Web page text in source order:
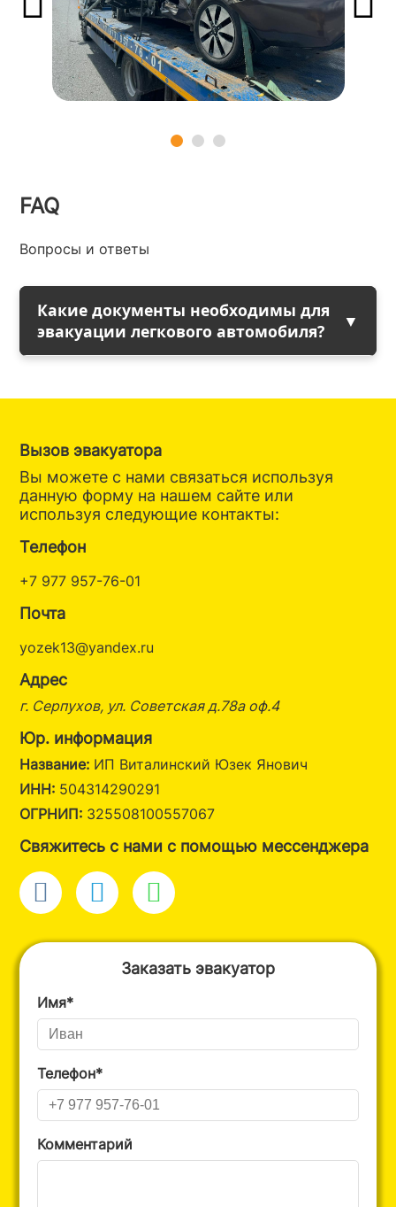
FAQ
Вопросы и ответы
Какие документы необходимы для
эвакуации легкового автомобиля?
Вызов эвакуатора
Вы можете с нами связаться используя
данную форму на нашем сайте или
используя следующие контакты:
Телефон
+7 977 957-76-01
Почта
yozek13@yandex.ru
Адрес
г. Серпухов, ул. Советская д.78а оф.4
Юр. информация
Название: ИП Виталинский Юзек Янович
ИНН: 504314290291
ОГРНИП: 325508100557067
Свяжитесь с нами с помощью мессенджера
Заказать эвакуатор
Имя*
Телефон*
Комментарий